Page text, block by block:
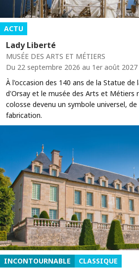
ACTU
Lady Liberté
MUSÉE DES ARTS ET MÉTIERS
Du 22 septembre 2026 au 1er août 2027
À l'occasion des 140 ans de la Statue de
d'Orsay et le musée des Arts et Métiers
colosse devenu un symbole universel,
fabrication.
INCONTOURNABLE CLASSIQUE